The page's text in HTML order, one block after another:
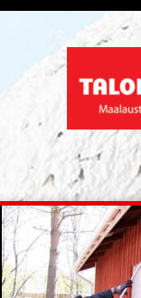
SKIP
TO
CONTENT